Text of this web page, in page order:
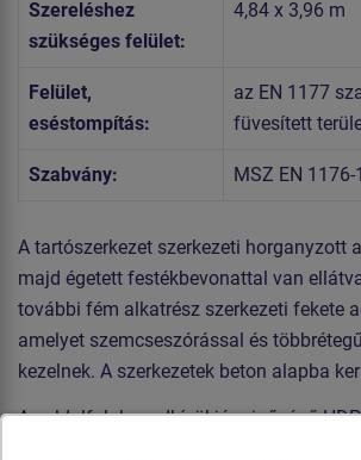
Szereléshez
szükséges felület:
4,84 x 3,96 m
Felület,
eséstompítás:
az EN 1177
füvesített
Szabvány: MSZ EN
A tartószerkezet szerkezeti horganyzott
majd égetett festékbevonattal van
további fém alkatrész szerkezeti fekete
amelyet szemcseszórással és
kezelnek. A szerkezetek beton alapba
Az oldalfalak rendkívül jó minőségű